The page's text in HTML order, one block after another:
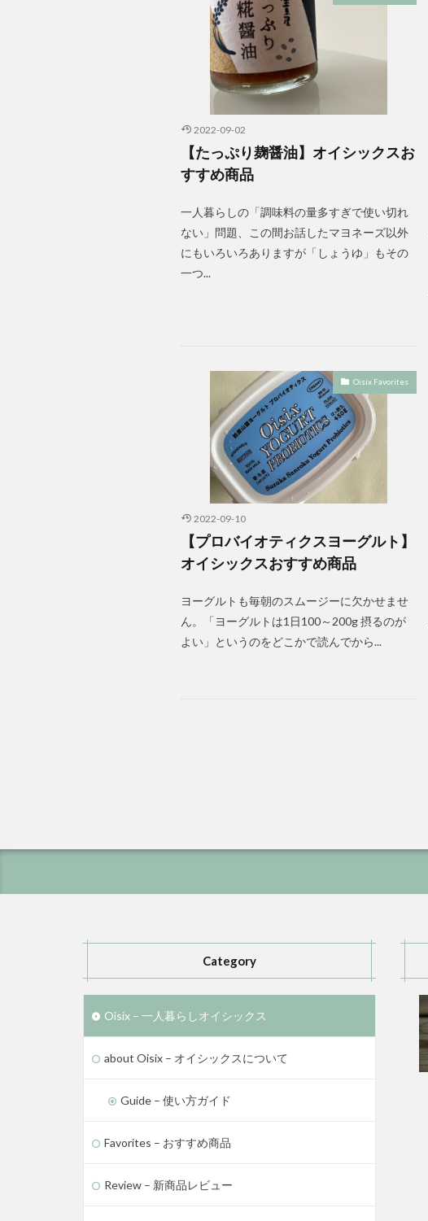
2022-09-02
【たっぷり麹醤油】オイシックスお
すすめ商品
一人暮らしの「調味料の量多すぎで使い切れ
ない」問題、この間お話したマヨネーズ以外
にもいろいろありますが「しょうゆ」もその
一つ...
Oisix Favorites
2022-09-10
【プロバイオティクスヨーグルト】
オイシックスおすすめ商品
ヨーグルトも毎朝のスムージーに欠かせませ
ん。「ヨーグルトは1日100～200g 摂るのが
よい」というのをどこかで読んでから...
Category
Oisix – 一人暮らしオイシックス
about Oisix – オイシックスについて
Guide – 使い方ガイド
Favorites – おすすめ商品
Review – 新商品レビュー